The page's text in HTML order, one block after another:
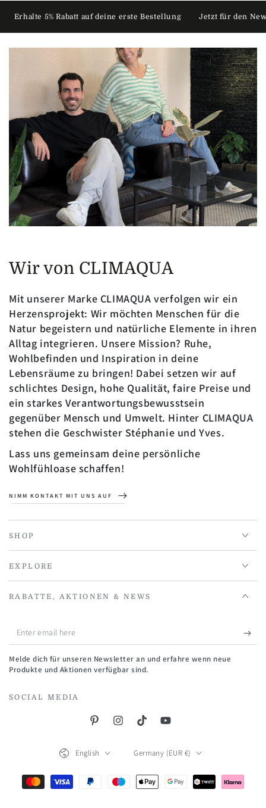
5% Rabatt auf deine erste Bestellung Jetzt für den Newsletter
Wir von CLIMAQUA
Mit unserer Marke CLIMAQUA verfolgen wir ein
Herzensprojekt: Wir möchten Menschen für die
Natur begeistern und natürliche Elemente in ihren
Alltag integrieren. Unsere Mission? Ruhe,
Wohlbefinden und Inspiration in deine
Lebensräume zu bringen! Dabei setzen wir auf
schlichtes Design, hohe Qualität, faire Preise und
ein starkes Verantwortungsbewusstsein
gegenüber Mensch und Umwelt. Hinter CLIMAQUA
stehen die Geschwister Stéphanie und Yves.
Lass uns gemeinsam deine persönliche
Wohlfühloase schaffen!
NIMM KONTAKT MIT UNS AUF
SHOP
EXPLORE
RABATTE, AKTIONEN & NEWS
Enter
email
here
Melde dich für unseren Newsletter an und erfahre wenn neue
Produkte und Aktionen verfügbar sind.
SOCIAL MEDIA
PinterestInstagramTikTokYouTube
English Germany (EUR €)
Payment